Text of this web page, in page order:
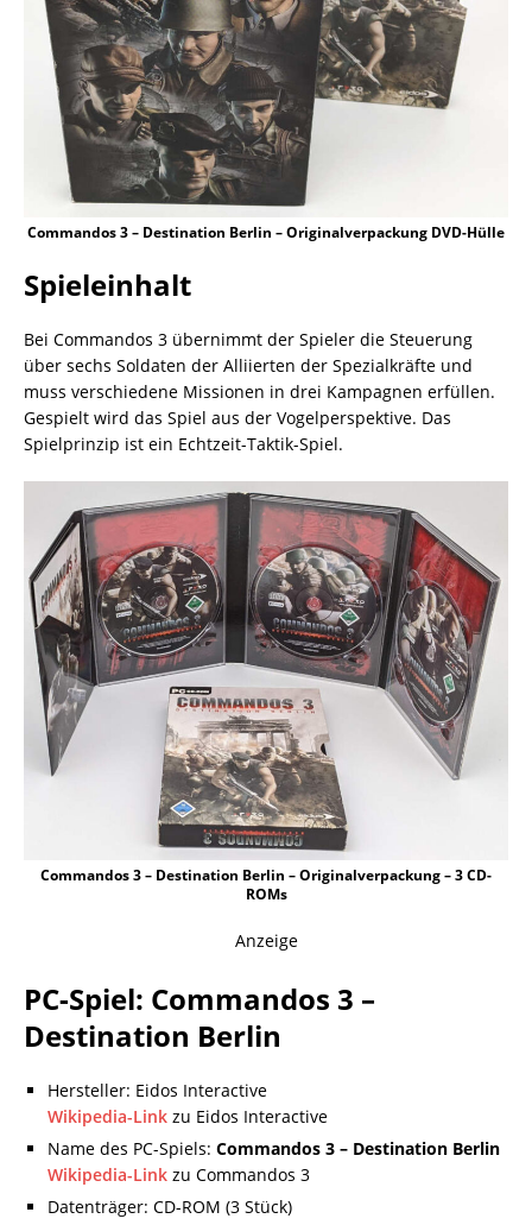
Commandos 3 – Destination Berlin – Originalverpackung DVD-Hülle
Spieleinhalt
Bei Commandos 3 übernimmt der Spieler die Steuerung
über sechs Soldaten der Alliierten der Spezialkräfte und
muss verschiedene Missionen in drei Kampagnen erfüllen.
Gespielt wird das Spiel aus der Vogelperspektive. Das
Spielprinzip ist ein Echtzeit-Taktik-Spiel.
Commandos 3 – Destination Berlin – Originalverpackung – 3 CD-
ROMs
Anzeige
PC-Spiel: Commandos 3 –
Destination Berlin
Hersteller: Eidos Interactive
Wikipedia-Link zu Eidos Interactive
Name des PC-Spiels: Commandos 3 – Destination Berlin
Wikipedia-Link zu Commandos 3
Datenträger: CD-ROM (3 Stück)